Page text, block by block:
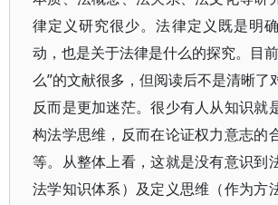
律定义研究很少。法律定义既是明
动，也是关于法律是什么的探究。目
么”的文献很多，但阅读后不是清晰了
反而是更加迷茫。很少有人从知识就
构法学思维，反而在论证权力意志的
等。从整体上看，这就是没有意识到
法学知识体系）及定义思维（作为方